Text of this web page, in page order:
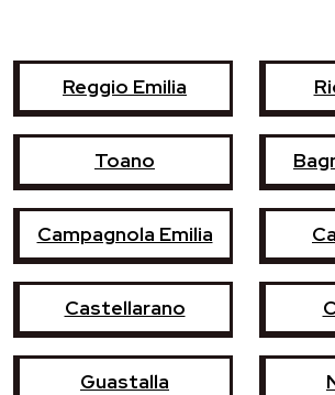
Reggio Emilia
Toano
Campagnola Emilia
Castellarano
Guastalla